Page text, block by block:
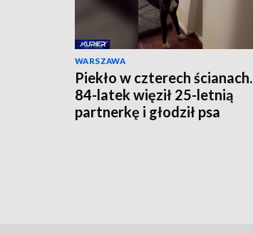
WARSZAWA
Piekło w czterech ścianach.
84-latek więził 25-letnią
partnerkę i głodził psa